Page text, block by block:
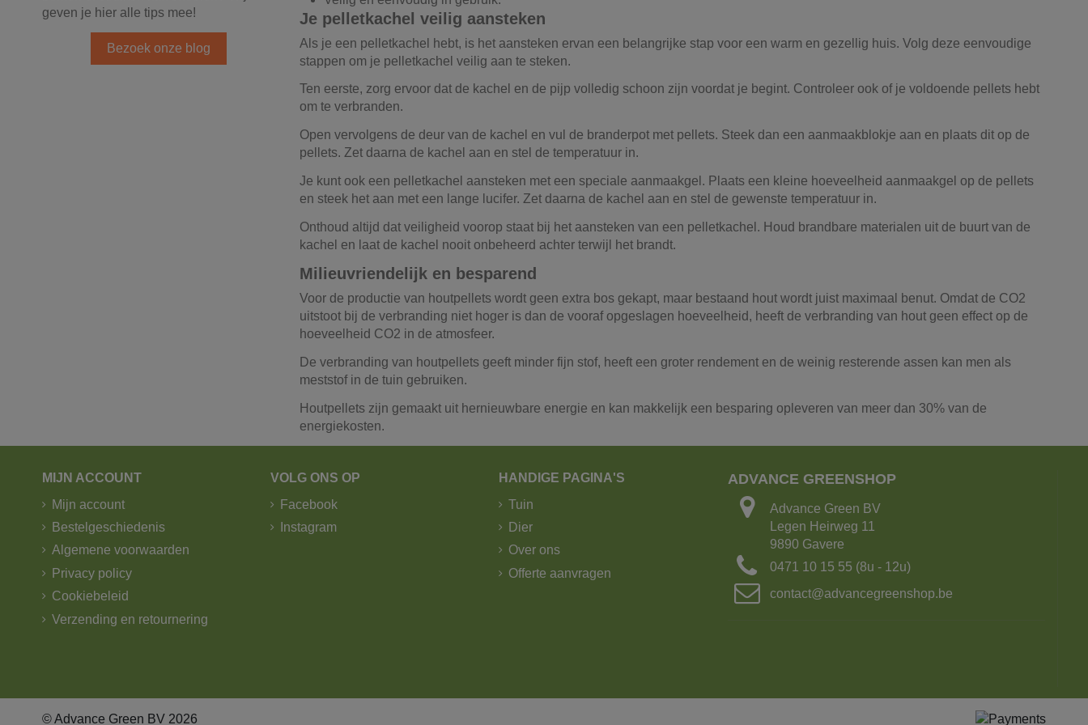
Je pelletkachel veilig aansteken
Als je een pelletkachel hebt, is het aansteken ervan een belangrijke stap voor een warm en gezellig huis. Volg deze eenvoudige
stappen om je pelletkachel veilig aan te steken.
Ten eerste, zorg ervoor dat de kachel en de pijp volledig schoon zijn voordat je begint. Controleer ook of je voldoende pellets hebt
om te verbranden.
Open vervolgens de deur van de kachel en vul de branderpot met pellets. Steek dan een aanmaakblokje aan en plaats dit op de
pellets. Zet daarna de kachel aan en stel de temperatuur in.
Je kunt ook een pelletkachel aansteken met een speciale aanmaakgel. Plaats een kleine hoeveelheid aanmaakgel op de pellets
en steek het aan met een lange lucifer. Zet daarna de kachel aan en stel de gewenste temperatuur in.
Onthoud altijd dat veiligheid voorop staat bij het aansteken van een pelletkachel. Houd brandbare materialen uit de buurt van de
kachel en laat de kachel nooit onbeheerd achter terwijl het brandt.
Milieuvriendelijk en besparend
Voor de productie van houtpellets wordt geen extra bos gekapt, maar bestaand hout wordt juist maximaal benut. Omdat de CO2
uitstoot bij de verbranding niet hoger is dan de vooraf opgeslagen hoeveelheid, heeft de verbranding van hout geen effect op de
hoeveelheid CO2 in de atmosfeer.
De verbranding van houtpellets geeft minder fijn stof, heeft een groter rendement en de weinig resterende assen kan men als
meststof in de tuin gebruiken.
Houtpellets zijn gemaakt uit hernieuwbare energie en kan makkelijk een besparing opleveren van meer dan 30% van de
energiekosten.
geven je hier alle tips mee!
Bezoek onze blog
MIJN ACCOUNT
Mijn account
Bestelgeschiedenis
Algemene voorwaarden
Privacy policy
Cookiebeleid
Verzending en retournering
VOLG ONS OP
Facebook
Instagram
HANDIGE PAGINA'S
Tuin
Dier
Over ons
Offerte aanvragen
ADVANCE GREENSHOP
Advance Green BV
Legen Heirweg 11
9890 Gavere
0471 10 15 55 (8u - 12u)
contact@advancegreenshop.be
© Advance Green BV 2026